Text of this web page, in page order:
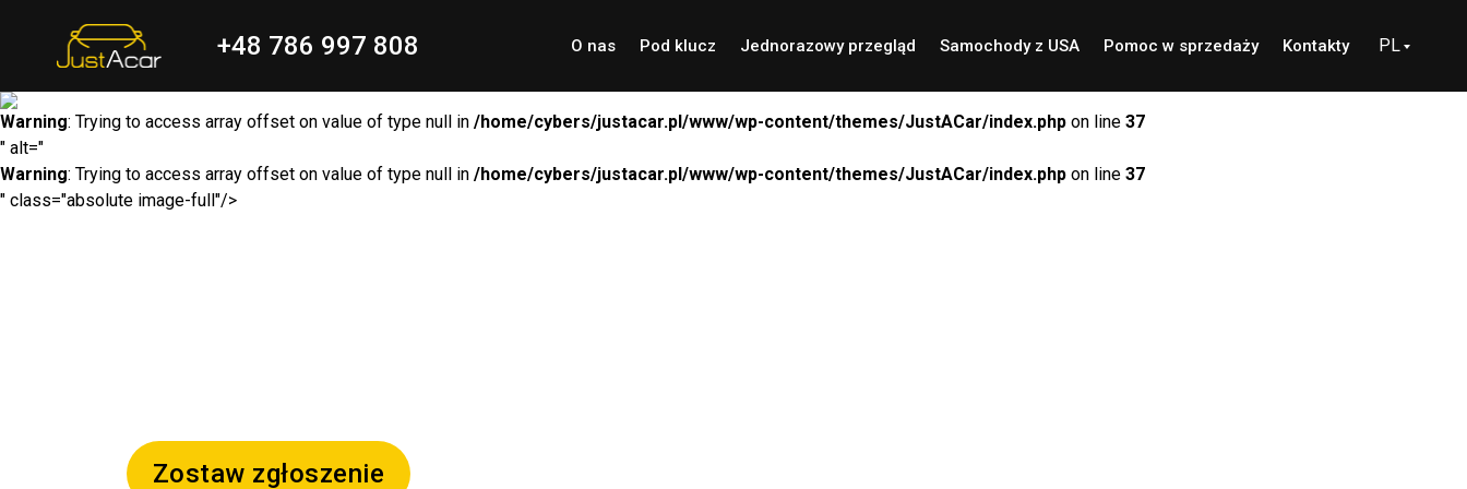
O nas Pod klucz Jednorazowy przegląd Samochody z USA Pomoc w sprzedaży Kontakty
+48 786 997 808 PL
Warning: Trying to access array offset on value of type null in /home/cybers/justacar.pl/www/wp-content/themes/JustACar/index.php on line 37
" alt="
Warning: Trying to access array offset on value of type null in /home/cybers/justacar.pl/www/wp-content/themes/JustACar/index.php on line 37
" class="absolute image-full"/>
Zostaw zgłoszenie